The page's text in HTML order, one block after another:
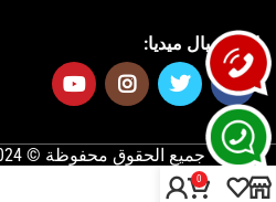
السوشيال ميديا:
جميع الحقوق محفوظة © 2024 -
0